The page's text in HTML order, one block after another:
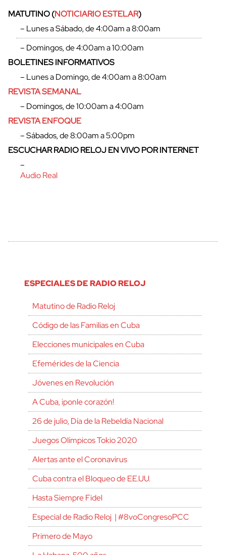
cerrar
MATUTINO (NOTICIARIO ESTELAR)
– Lunes a Sábado, de 4:00am a 8:00am
– Domingos, de 4:00am a 10:00am
BOLETINES INFORMATIVOS
– Lunes a Domingo, de 4:00am a 8:00am
REVISTA SEMANAL
– Domingos, de 10:00am a 4:00am
REVISTA ENFOQUE
– Sábados, de 8:00am a 5:00pm
ESCUCHAR RADIO RELOJ EN VIVO POR INTERNET
–
Audio Real
ESPECIALES DE RADIO RELOJ
Matutino de Radio Reloj
Código de las Familias en Cuba
Elecciones municipales en Cuba
Efemérides de la Ciencia
Jóvenes en Revolución
A Cuba, ¡ponle corazón!
26 de julio, Día de la Rebeldía Nacional
Juegos Olímpicos Tokio 2020
Alertas ante el Coronavirus
Cuba contra el Bloqueo de EE.UU.
Hasta Siempre Fidel
Especial de Radio Reloj | #8voCongresoPCC
Primero de Mayo